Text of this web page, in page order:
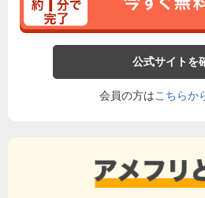
公式サイトを
会員の方はこちらか